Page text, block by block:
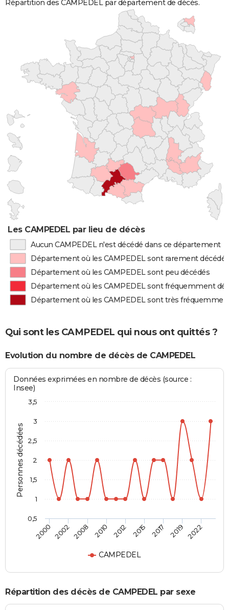
Répartition des CAMPEDEL par département de décès.
Les CAMPEDEL par lieu de décès
Aucun CAMPEDEL n'est décédé dans ce département
Département où les CAMPEDEL sont rarement décédés
Département où les CAMPEDEL sont peu décédés
Département où les CAMPEDEL sont fréquemment
Département où les CAMPEDEL sont très
Qui sont les CAMPEDEL qui nous ont quittés ?
Evolution du nombre de décès de CAMPEDEL
Personnes décédées
Données exprimées en nombre de décès (source :
Insee)
CAMPEDEL
2000 2002 2008 2010 2012 2015 2017 2019 2022
0,5
1
1,5
2
2,5
3
3,5
Répartition des décès de CAMPEDEL par sexe